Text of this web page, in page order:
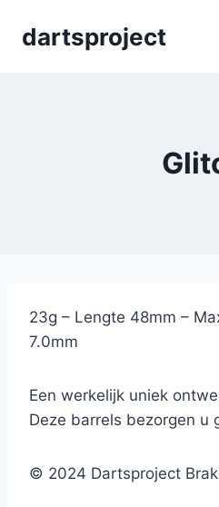
dartsproject
23g – Lengte 48mm –
7.0mm
Een werkelijk uniek
Deze barrels bezorgen u
© 2024 Dartsproject